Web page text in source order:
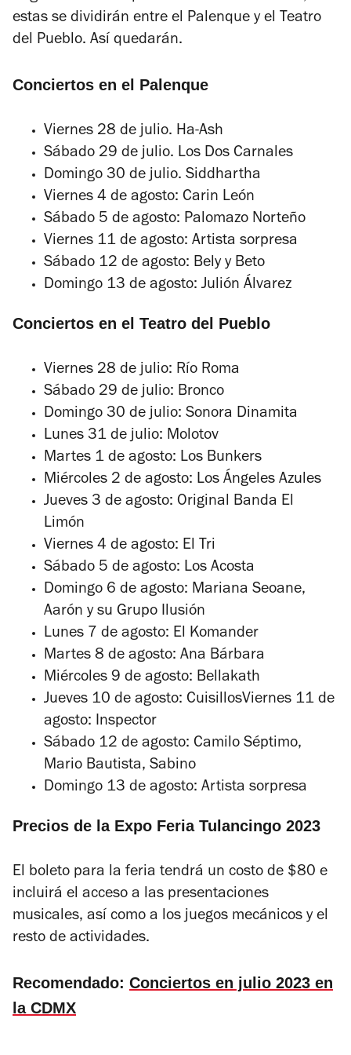
estas se dividirán entre el Palenque y el Teatro
del Pueblo. Así quedarán.
Conciertos en el Palenque
Viernes 28 de julio. Ha-Ash
Sábado 29 de julio. Los Dos Carnales
Domingo 30 de julio. Siddhartha
Viernes 4 de agosto: Carin León
Sábado 5 de agosto: Palomazo Norteño
Viernes 11 de agosto: Artista sorpresa
Sábado 12 de agosto: Bely y Beto
Domingo 13 de agosto: Julión Álvarez
Conciertos en el Teatro del Pueblo
Viernes 28 de julio: Río Roma
Sábado 29 de julio: Bronco
Domingo 30 de julio: Sonora Dinamita
Lunes 31 de julio: Molotov
Martes 1 de agosto: Los Bunkers
Miércoles 2 de agosto: Los Ángeles Azules
Jueves 3 de agosto: Original Banda El
Limón
Viernes 4 de agosto: El Tri
Sábado 5 de agosto: Los Acosta
Domingo 6 de agosto: Mariana Seoane,
Aarón y su Grupo Ilusión
Lunes 7 de agosto: El Komander
Martes 8 de agosto: Ana Bárbara
Miércoles 9 de agosto: Bellakath
Jueves 10 de agosto: CuisillosViernes 11 de
agosto: Inspector
Sábado 12 de agosto: Camilo Séptimo,
Mario Bautista, Sabino
Domingo 13 de agosto: Artista sorpresa
Precios de la Expo Feria Tulancingo 2023
El boleto para la feria tendrá un costo de $80 e
incluirá el acceso a las presentaciones
musicales, así como a los juegos mecánicos y el
resto de actividades.
Recomendado: Conciertos en julio 2023 en
la CDMX